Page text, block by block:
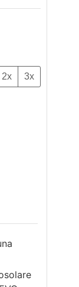
2x 3x